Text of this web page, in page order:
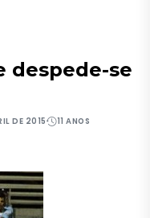
despede-se
DE 2015 11 ANOS